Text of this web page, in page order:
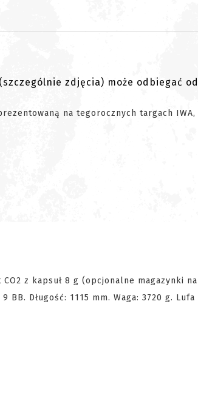
zdjęcia) może odbiegać od
na tegorocznych targach IWA,
z kapsuł 8 g (opcjonalne magazynki na
Długość: 1115 mm. Waga: 3720 g. Lufa